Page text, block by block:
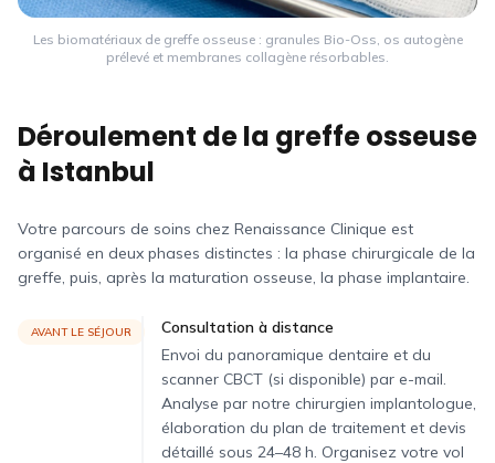
Les biomatériaux de greffe osseuse : granules Bio-Oss, os autogène
prélevé et membranes collagène résorbables.
Déroulement de la greffe osseuse
à Istanbul
Votre parcours de soins chez Renaissance Clinique est
organisé en deux phases distinctes : la phase chirurgicale de la
greffe, puis, après la maturation osseuse, la phase implantaire.
AVANT LE SÉJOUR
Consultation à distance
Envoi du panoramique dentaire et du
scanner CBCT (si disponible) par e-mail.
Analyse par notre chirurgien implantologue,
élaboration du plan de traitement et devis
détaillé sous 24–48 h. Organisez votre vol